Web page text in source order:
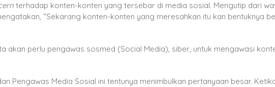
terhadap konten-konten yang tersebar di media sosial. Mengutip dari
“Sekarang konten-konten yang meresahkan itu kan bentuknya
akan perlu pengawas sosmed (Social Media), siber, untuk mengawasi
Pengawas Media Sosial ini tentunya menimbulkan pertanyaan besar.